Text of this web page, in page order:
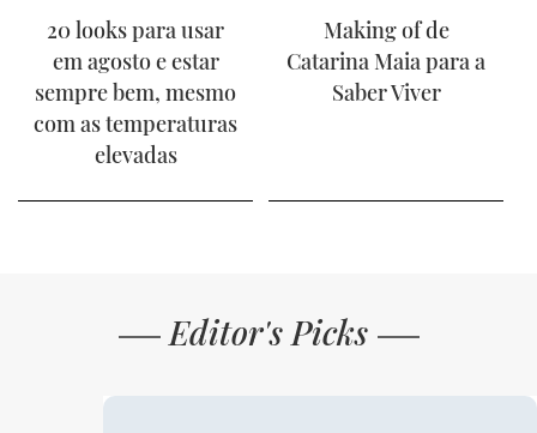
20 looks para usar
em agosto e estar
sempre bem, mesmo
com as temperaturas
elevadas
Making of de
Catarina Maia para a
Saber Viver
Editor's Picks